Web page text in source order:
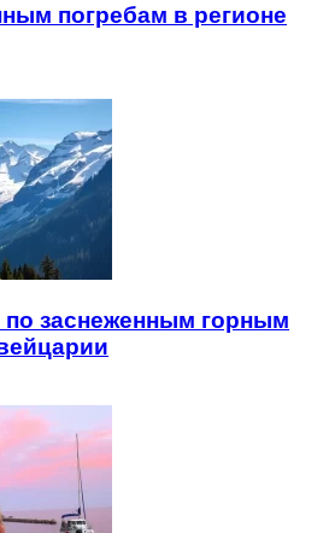
погребам в регионе
по заснеженным горным